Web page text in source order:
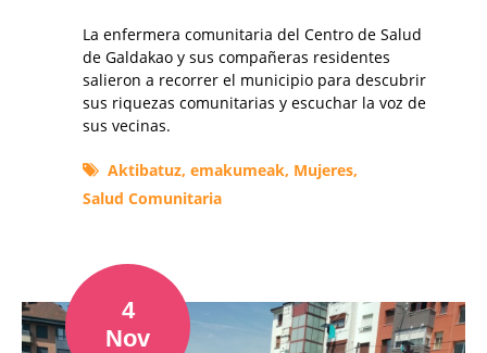
La enfermera comunitaria del Centro de Salud
de Galdakao y sus compañeras residentes
salieron a recorrer el municipio para descubrir
sus riquezas comunitarias y escuchar la voz de
sus vecinas.
Aktibatuz, emakumeak, Mujeres,
Salud Comunitaria
4
Nov